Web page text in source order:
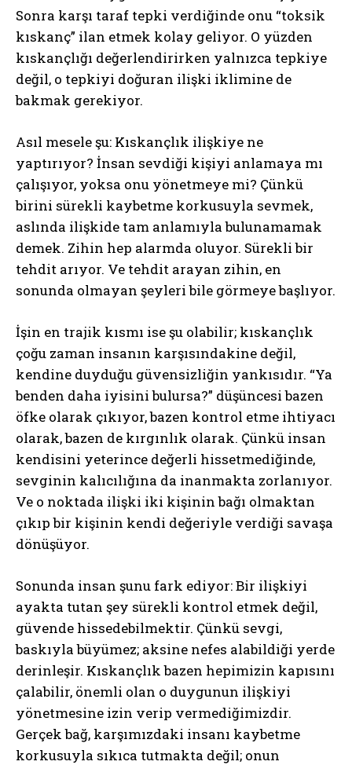
Sonra karşı taraf tepki verdiğinde onu “toksik
kıskanç” ilan etmek kolay geliyor. O yüzden
kıskançlığı değerlendirirken yalnızca tepkiye
değil, o tepkiyi doğuran ilişki iklimine de
bakmak gerekiyor.
Asıl mesele şu: Kıskançlık ilişkiye ne
yaptırıyor? İnsan sevdiği kişiyi anlamaya mı
çalışıyor, yoksa onu yönetmeye mi? Çünkü
birini sürekli kaybetme korkusuyla sevmek,
aslında ilişkide tam anlamıyla bulunamamak
demek. Zihin hep alarmda oluyor. Sürekli bir
tehdit arıyor. Ve tehdit arayan zihin, en
sonunda olmayan şeyleri bile görmeye başlıyor.
İşin en trajik kısmı ise şu olabilir; kıskançlık
çoğu zaman insanın karşısındakine değil,
kendine duyduğu güvensizliğin yankısıdır. “Ya
benden daha iyisini bulursa?” düşüncesi bazen
öfke olarak çıkıyor, bazen kontrol etme ihtiyacı
olarak, bazen de kırgınlık olarak. Çünkü insan
kendisini yeterince değerli hissetmediğinde,
sevginin kalıcılığına da inanmakta zorlanıyor.
Ve o noktada ilişki iki kişinin bağı olmaktan
çıkıp bir kişinin kendi değeriyle verdiği savaşa
dönüşüyor.
Sonunda insan şunu fark ediyor: Bir ilişkiyi
ayakta tutan şey sürekli kontrol etmek değil,
güvende hissedebilmektir. Çünkü sevgi,
baskıyla büyümez; aksine nefes alabildiği yerde
derinleşir. Kıskançlık bazen hepimizin kapısını
çalabilir, önemli olan o duygunun ilişkiyi
yönetmesine izin verip vermediğimizdir.
Gerçek bağ, karşımızdaki insanı kaybetme
korkusuyla sıkıca tutmakta değil; onun